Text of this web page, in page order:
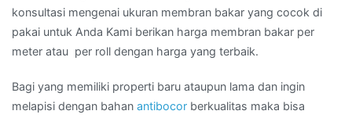
konsultasi mengenai ukuran membran bakar yang cocok di
pakai untuk Anda Kami berikan harga membran bakar per
meter atau per roll dengan harga yang terbaik.
Bagi yang memiliki properti baru ataupun lama dan ingin
melapisi dengan bahan antibocor berkualitas maka bisa